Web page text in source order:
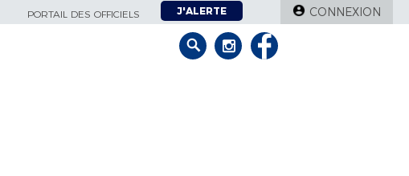
PORTAIL DES OFFICIELS J'ALERTE CONNEXION